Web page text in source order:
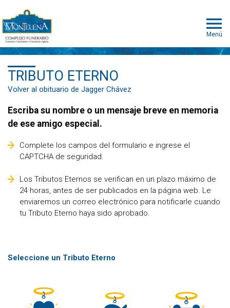
Menú
TRIBUTO ETERNO
Volver al obituario de Jagger Chávez
Escriba su nombre o un mensaje breve en memoria
de ese amigo especial.
Complete los campos del formulario e ingrese el
CAPTCHA de seguridad.
Los Tributos Eternos se verifican en un plazo máximo de
24 horas, antes de ser publicados en la página web. Le
enviaremos un correo electrónico para notificarle cuando
tu Tributo Eterno haya sido aprobado.
Seleccione un Tributo Eterno